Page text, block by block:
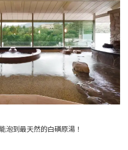
泡到最天然的白磺原湯！